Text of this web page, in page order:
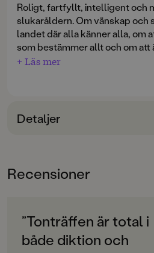
Roligt, fartfyllt, intelligent och
slukaråldern. Om vänskap och
landet där alla känner alla, om
som bestämmer allt och om att
annat.
"mogna" poppistjejerna i klassen.
2. Att min storasyster tycker att
4. Hemska Marcus i klassen
grejer eller slå mig på armen
Tilda bor på landet och älskar
bästis Thea fick varsin kanin
ren tristess har de avlat fram
+ Läs mer
Detaljer
9-12
Svenska
SPRÅK
Recensioner
”Tonträffen är total i
både diktion och